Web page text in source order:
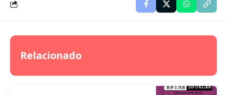
Relacionado